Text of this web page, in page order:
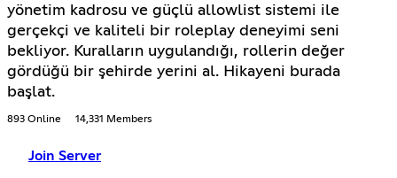
yönetim kadrosu ve güçlü allowlist sistemi ile
gerçekçi ve kaliteli bir roleplay deneyimi seni
bekliyor. Kuralların uygulandığı, rollerin değer
gördüğü bir şehirde yerini al. Hikayeni burada
başlat.
893 Online 14,331 Members
Join Server